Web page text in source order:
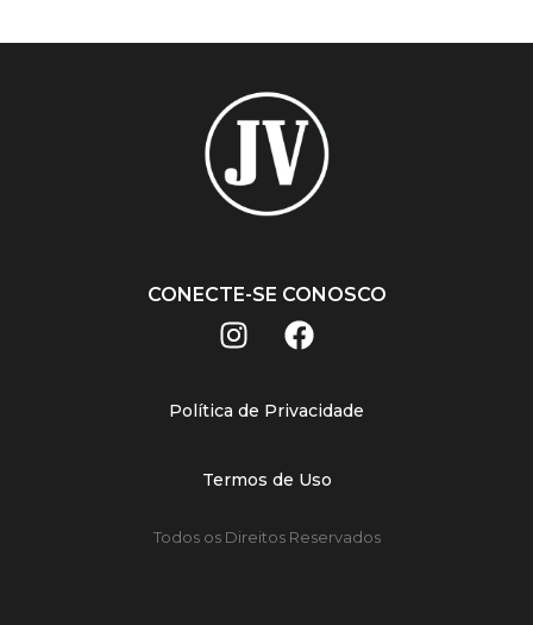
CONECTE-SE CONOSCO
Política de Privacidade
Termos de Uso
Todos os Direitos Reservados